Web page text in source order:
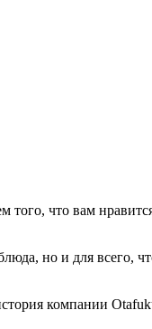
что вам
но и для
компании